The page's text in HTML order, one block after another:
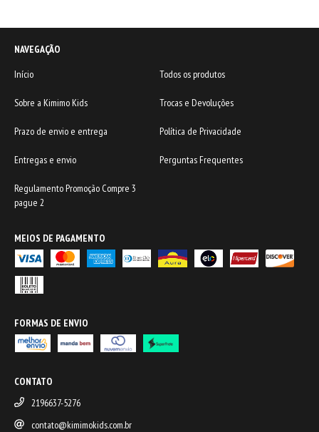
NAVEGAÇÃO
Início
Todos os produtos
Sobre a Kimimo Kids Trocas e Devoluções
Prazo de envio e entrega Política de Privacidade
Entregas e envio Perguntas Frequentes
Regulamento Promoção Compre 3
pague 2
MEIOS DE PAGAMENTO
FORMAS DE ENVIO
CONTATO
2196637-5276
contato@kimimokids.com.br